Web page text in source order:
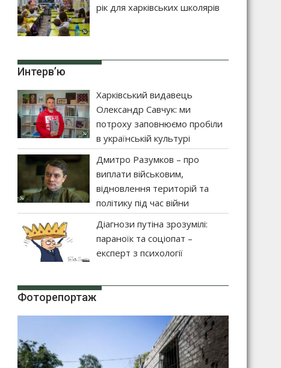
рік для харківських школярів
Интерв’ю
Харківський видавець
Олександр Савчук: ми
потроху заповнюємо пробіли
в українській культурі
Дмитро Разумков – про
виплати військовим,
відновлення територій та
політику під час війни
Діагнози путіна зрозумілі:
параноїк та соціопат –
експерт з психології
Фоторепортаж